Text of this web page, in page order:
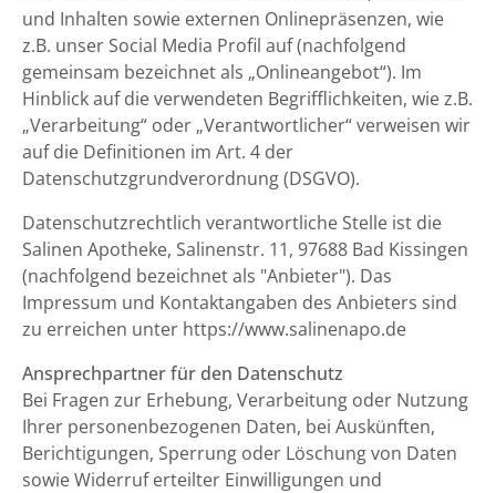
und Inhalten sowie externen Onlinepräsenzen, wie
z.B. unser Social Media Profil auf (nachfolgend
gemeinsam bezeichnet als „Onlineangebot“). Im
Hinblick auf die verwendeten Begrifflichkeiten, wie z.B.
„Verarbeitung“ oder „Verantwortlicher“ verweisen wir
auf die Definitionen im Art. 4 der
Datenschutzgrundverordnung (DSGVO).
Datenschutzrechtlich verantwortliche Stelle ist die
Salinen Apotheke, Salinenstr. 11, 97688 Bad Kissingen
(nachfolgend bezeichnet als "Anbieter"). Das
Impressum und Kontaktangaben des Anbieters sind
zu erreichen unter https://www.salinenapo.de
Ansprechpartner für den Datenschutz
Bei Fragen zur Erhebung, Verarbeitung oder Nutzung
Ihrer personenbezogenen Daten, bei Auskünften,
Berichtigungen, Sperrung oder Löschung von Daten
sowie Widerruf erteilter Einwilligungen und